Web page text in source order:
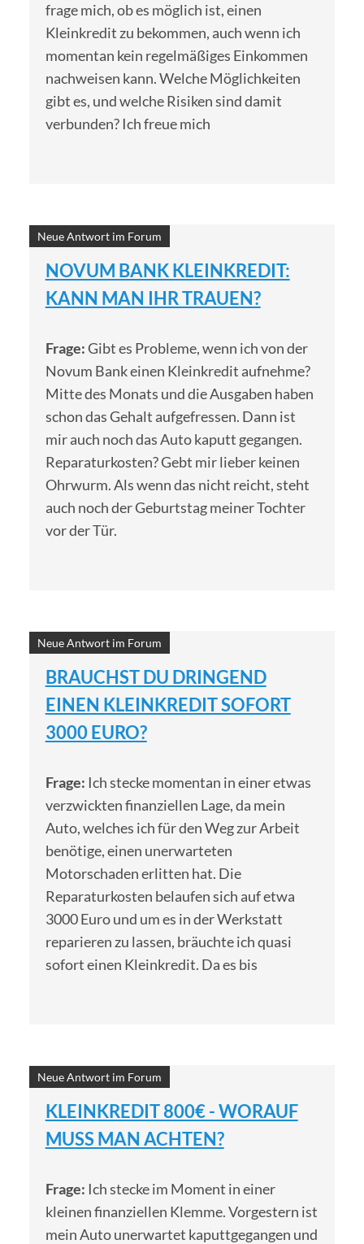
frage mich, ob es möglich ist, einen
Kleinkredit zu bekommen, auch wenn ich
momentan kein regelmäßiges Einkommen
nachweisen kann. Welche Möglichkeiten
gibt es, und welche Risiken sind damit
verbunden? Ich freue mich
Neue Antwort im Forum
NOVUM BANK KLEINKREDIT:
KANN MAN IHR TRAUEN?
Frage:Gibt es Probleme, wenn ich von der
Novum Bank einen Kleinkredit aufnehme?
Mitte des Monats und die Ausgaben haben
schon das Gehalt aufgefressen. Dann ist
mir auch noch das Auto kaputt gegangen.
Reparaturkosten? Gebt mir lieber keinen
Ohrwurm. Als wenn das nicht reicht, steht
auch noch der Geburtstag meiner Tochter
vor der Tür.
Neue Antwort im Forum
BRAUCHST DU DRINGEND
EINEN KLEINKREDIT SOFORT
3000 EURO?
Frage: Ich stecke momentan in einer etwas
verzwickten finanziellen Lage, da mein
Auto, welches ich für den Weg zur Arbeit
benötige, einen unerwarteten
Motorschaden erlitten hat. Die
Reparaturkosten belaufen sich auf etwa
3000 Euro und um es in der Werkstatt
reparieren zu lassen, bräuchte ich quasi
sofort einen Kleinkredit. Da es bis
Neue Antwort im Forum
KLEINKREDIT 800€ - WORAUF
MUSS MAN ACHTEN?
Frage: Ich stecke im Moment in einer
kleinen finanziellen Klemme. Vorgestern ist
mein Auto unerwartet kaputtgegangen und